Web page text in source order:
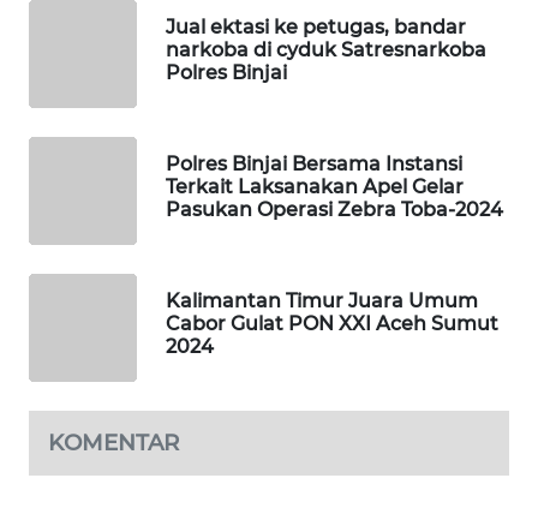
Jual ektasi ke petugas, bandar
narkoba di cyduk Satresnarkoba
Polres Binjai
Polres Binjai Bersama Instansi
Terkait Laksanakan Apel Gelar
Pasukan Operasi Zebra Toba-2024
Kalimantan Timur Juara Umum
Cabor Gulat PON XXI Aceh Sumut
2024
KOMENTAR
FORWAMKI
SITUNGIR
NEWS